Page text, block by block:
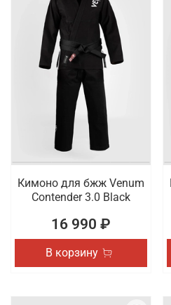
Кимоно для бжж Venum
Contender 3.0 Black
16 990 ₽
В корзину